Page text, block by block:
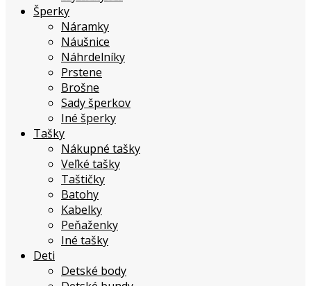
Šperky
Náramky
Náušnice
Náhrdelníky
Prstene
Brošne
Sady šperkov
Iné šperky
Tašky
Nákupné tašky
Veľké tašky
Taštičky
Batohy
Kabelky
Peňaženky
Iné tašky
Deti
Detské body